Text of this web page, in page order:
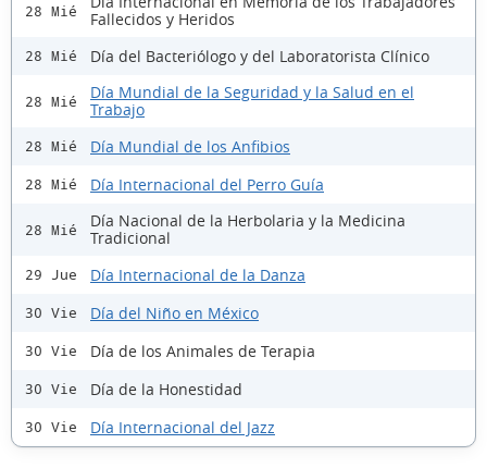
28 Mié
Fallecidos y Heridos
28 Mié Día del Bacteriólogo y del Laboratorista Clínico
28 Mié
Día Mundial de la Seguridad y la Salud en el
Trabajo
28 Mié Día Mundial de los Anfibios
28 Mié Día Internacional del Perro Guía
28 Mié
Día Nacional de la Herbolaria y la Medicina
Tradicional
29 Jue Día Internacional de la Danza
30 Vie Día del Niño en México
30 Vie Día de los Animales de Terapia
30 Vie Día de la Honestidad
30 Vie Día Internacional del Jazz